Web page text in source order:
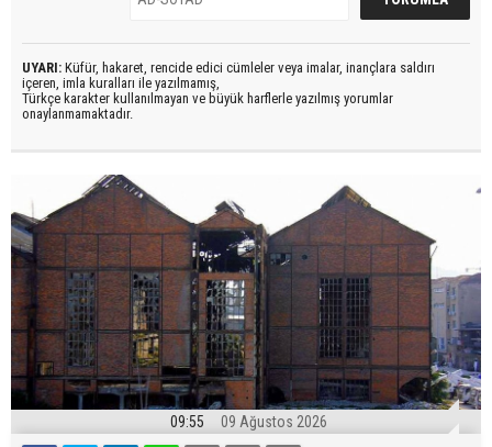
UYARI: Küfür, hakaret, rencide edici cümleler veya imalar, inançlara saldırı
içeren, imla kuralları ile yazılmamış,
Türkçe karakter kullanılmayan ve büyük harflerle yazılmış yorumlar
onaylanmamaktadır.
09:55 09 Ağustos 2026